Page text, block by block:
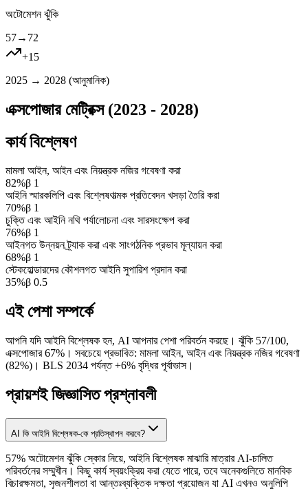
অটোমেশন ঝুঁকি
57→ 72
+15
2025 → 2028 (আনুমানিক)
এক্সপোজার মেট্রিক্স (2023 - 2028)
কার্য বিশ্লেষণ
মামলা আইন, আইন এবং নিয়ন্ত্রক নজির গবেষণা করা
82%β 1
আইনি স্মারকলিপি এবং বিশ্লেষণাত্মক প্রতিবেদন খসড়া তৈরি করা
70%β 1
চুক্তি এবং আইনি নথি পর্যালোচনা এবং সারসংক্ষেপ করা
76%β 1
আইনগত উন্নয়ন ট্র্যাক করা এবং সাংগঠনিক প্রভাব মূল্যায়ন করা
68%β 1
স্টেকহোল্ডারদের কৌশলগত আইনি সুপারিশ প্রদান করা
35%β 0.5
এই পেশা সম্পর্কে
আপনি যদি আইনি বিশ্লেষক হন, AI আপনার পেশা পরিবর্তন করছে। ঝুঁকি 57/100,
এক্সপোজার 67%। সবচেয়ে প্রভাবিত: মামলা আইন, আইন এবং নিয়ন্ত্রক নজির গবেষণা
(82%)। BLS 2034 পর্যন্ত +6% বৃদ্ধির পূর্বাভাস।
প্রায়শই জিজ্ঞাসিত প্রশ্নাবলী
AI কি আইনি বিশ্লেষক-কে প্রতিস্থাপন করবে?
57% অটোমেশন ঝুঁকি স্কোর নিয়ে, আইনি বিশ্লেষক মাঝারি মাত্রার AI-চালিত
পরিবর্তনের সম্মুখীন। কিছু কার্য স্বয়ংক্রিয় করা যেতে পারে, তবে অনেকগুলিতে মানবিক
বিচারক্ষমতা, সৃজনশীলতা বা আন্তঃব্যক্তিক দক্ষতা প্রয়োজন যা AI এখনও অনুলিপি